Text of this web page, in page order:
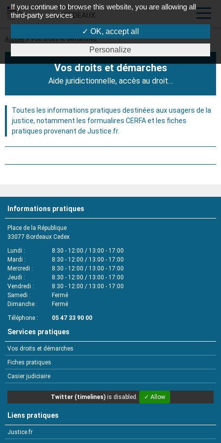
COUR D'APPEL DE
BORDEAUX
Fil
Accueil Vos droits et démarches
Vos droits et démarches
Aide juridictionnelle, accès au droit…
Toutes les informations pratiques destinées aux usagers de la
justice, notamment les formualires CERFA et les fiches
pratiques provenant de Justice.fr.
Informations pratiques
Place de la République
33077 Bordeaux Cedex
Lundi
8:30 - 12:00 / 13:00 - 17:00
Mardi
8:30 - 12:00 / 13:00 - 17:00
Mercredi
8:30 - 12:00 / 13:00 - 17:00
Jeudi
8:30 - 12:00 / 13:00 - 17:00
Vendredi
8:30 - 12:00 / 13:00 - 17:00
Samedi
Fermé
Dimanche
Fermé
Téléphone
05 47 33 90 00
Services pratiques
Vos droits et démarches
Fiches pratiques
Casier judiciaire
Twitter (timelines) is disabled. ✓ Allow
Liens pratiques
Justice.fr
If you continue to browse this website, you are allowing all
third-party services
✓ OK, accept all
Personalize